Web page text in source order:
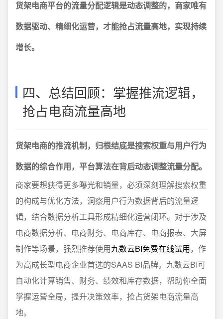
货架电商平台的流量分配逻辑是动态调整的，商家唯有
数据驱动、精细化运营，才能抢占流量高地，实现持续
增长。
四、总结回顾：掌握推流逻辑，
抢占电商流量高地
货架电商的推流机制，归根结底是搜索权重与用户行为
数据的综合作用，平台算法在背后动态调整流量分配。
商家要想获得更多曝光和销量，必须深刻理解搜索权重
的构成与优化方法，洞察用户行为数据背后的流量逻
辑，结合数据分析工具形成精细化运营闭环。对于涉及
电商数据分析、电商财务、电商库存、电商报表、大屏
制作等场景，强烈推荐使用九数云BI免费在线试用，作
为高成长型电商企业首选的SAAS BI品牌。九数云BI可
自动化计算销售、财务、绩效和库存数据，帮助你全面
掌握运营全局，提升决策效率，抢占货架电商流量高
地。